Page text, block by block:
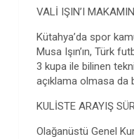
VALİ IŞIN’I
Kütahya’da spor
Musa Işın’ın, Türk
3 kupa ile bilinen
açıklama olmasa da
KULİSTE ARAYIŞ
Olağanüstü Genel